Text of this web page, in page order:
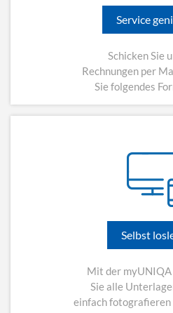
Service
Schicken Sie
Rechnungen per
Sie folgendes
Selbst
Mit der myUNIQA
Sie alle
einfach fotografieren